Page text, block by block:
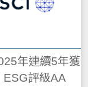
年連續5年獲
ESG評級AA